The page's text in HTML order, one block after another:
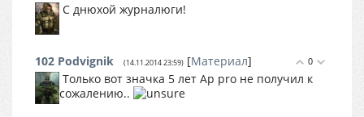
С днюхой журналюги!
0
102 Podvignik (14.11.2014 23:59) [Материал]
Только вот значка 5 лет Ap pro не получил к
сожалению..